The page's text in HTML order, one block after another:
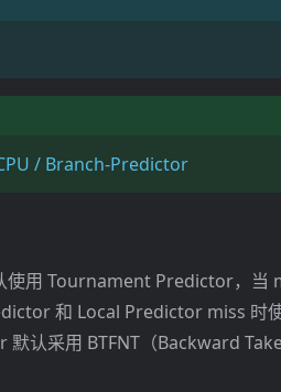
/ Branch-Predictor
使用 Tournament Predictor，当
和 Local Predictor miss 时
认采用 BTFNT（Backward